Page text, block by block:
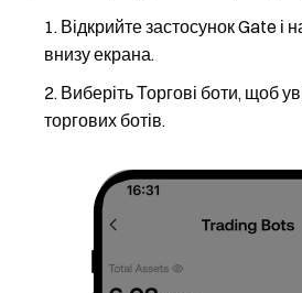
Відкрийте застосунок Gate і
внизу екрана.
ВиберітьТоргові боти, щоб
торгових ботів.